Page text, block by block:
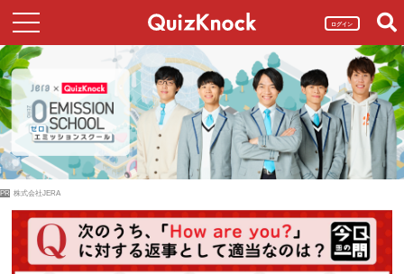
ログイン
PR 株式会社JERA